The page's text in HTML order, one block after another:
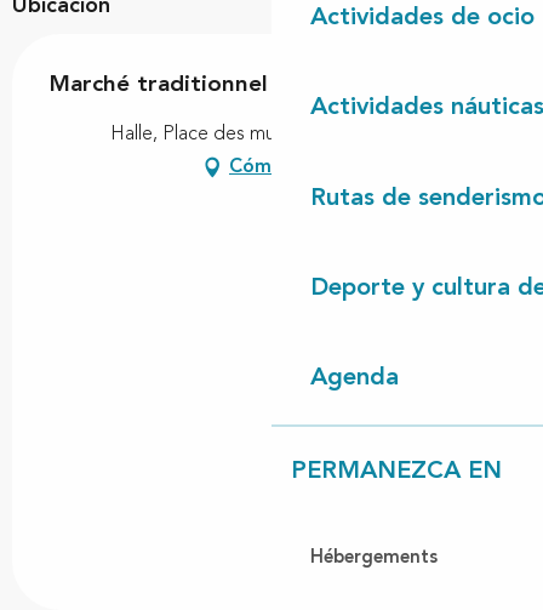
Actividades de ocio
Actividades náuticas
Rutas de
Deporte y cultura
Agenda
PERMANEZCA EN
Hébergements
Ubicación
Marché traditionnel
Halle, Place des muletiers, 40260 Linxe
Cómo llegar